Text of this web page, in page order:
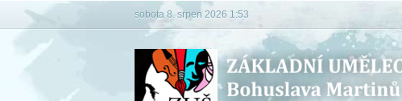
sobota 8. srpen 2026 1:53